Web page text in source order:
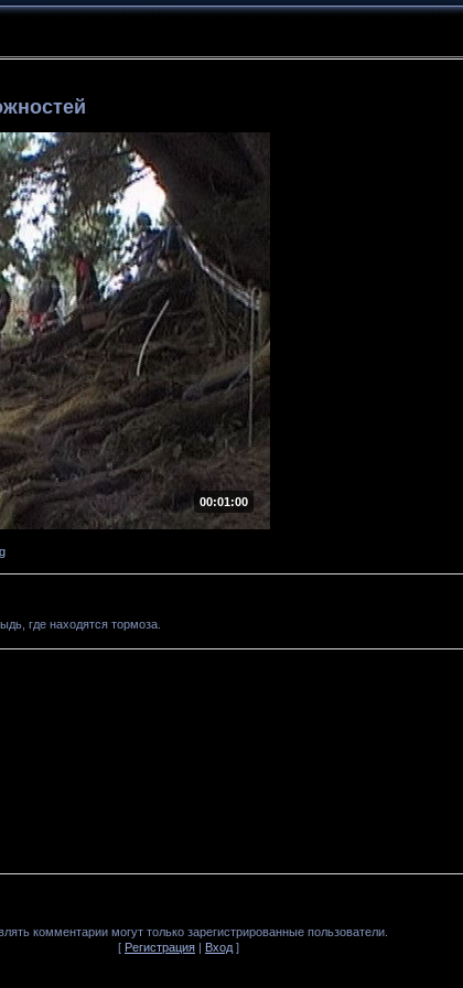
00:01:00
где находятся тормоза.
комментарии могут только зарегистрированные пользователи.
[ Регистрация | Вход ]